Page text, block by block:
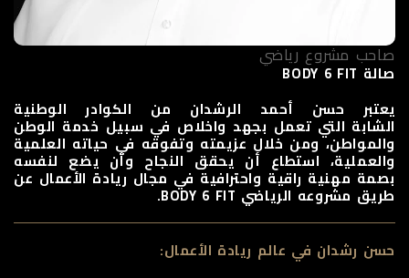
صاحب مشروع رياضي
صالة BODY 6 FIT
يعتبر حسن أحمد الرشدان من الكوادر الوطنية
الشابة التي تعمل بجهد واخلاص في سبيل خدمة الوطن
والمواطن، ومن خلال عزيمته وتفوقه في حياته العلمية
والعملية، استطاع أن يحقق النجاح وأن يضع لنفسه
بصمة مهنية راقية واحترافية في مجال ريادة الأعمال عن
طريق مشروعه الرياضي BODY 6 FIT
.
حسن رشدان في عالم ريادة الأعمال: